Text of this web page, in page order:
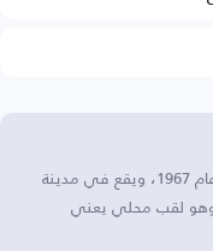
سيفاسبور هو نادٍ لكرة القدم في تركيا، تأسس عام 1967، ويقع في مدينة
وهو لقب محلي يعني